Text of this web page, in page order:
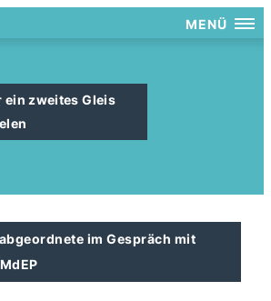
MENÜ
ein zweites Gleis
im Gespräch mit